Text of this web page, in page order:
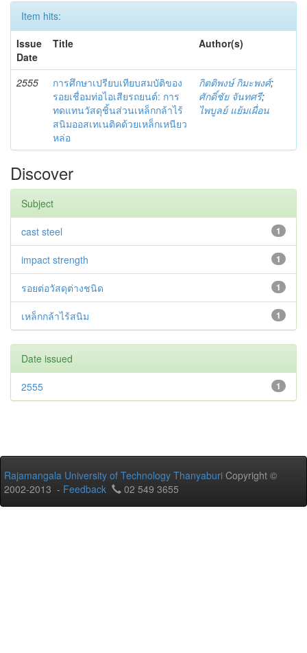
Item hits:
Issue
Date
Title Author(s)
2555
การศึกษาเปรียบเทียบสมบัติของ
รอยเชื่อมท่อไอเสียรถยนต์: การ
ทดแทนวัสดุชิ้นส่วนเหล็กกล้าไร้
สนิมออสเทเนติคด้วยเหล็กเหนียว
หล่อ
กิตติพงษ์ กิมะพงศ์;
ศักดิ์ชัย จันทศรี;
ไพบูลย์ แย้มเผื่อน
Discover
Subject
1
cast steel
1
impact strength
1
รอยต่อวัสดุต่างชนิด
1
เหล็กกล้าไร้สนิม
Date issued
1
2555
Rajamangala University of Technology Thanyaburi Copyright ©
2002-2013 - Feedback 02 549 3655